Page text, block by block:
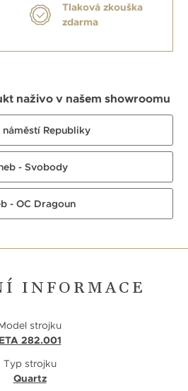
Tlaková zkouška
zdarma
naživo v našem showroomu
náměstí Republiky
- Svobody
- OC Dragoun
INFORMACE
strojku
ETA 282.001
Typ strojku
Quartz